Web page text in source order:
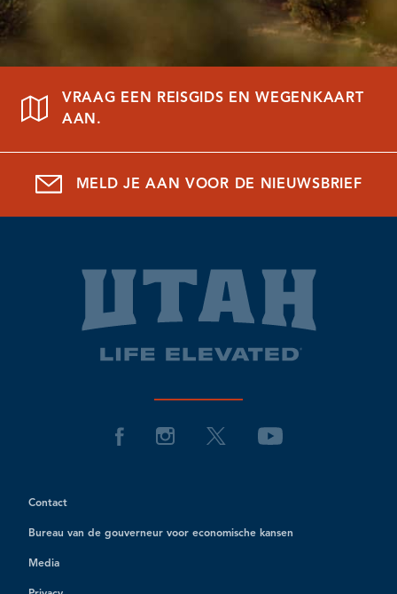
VRAAG EEN REISGIDS EN WEGENKAART
AAN.
MELD JE AAN VOOR DE NIEUWSBRIEF
Contact
Bureau van de gouverneur voor economische kansen
Media